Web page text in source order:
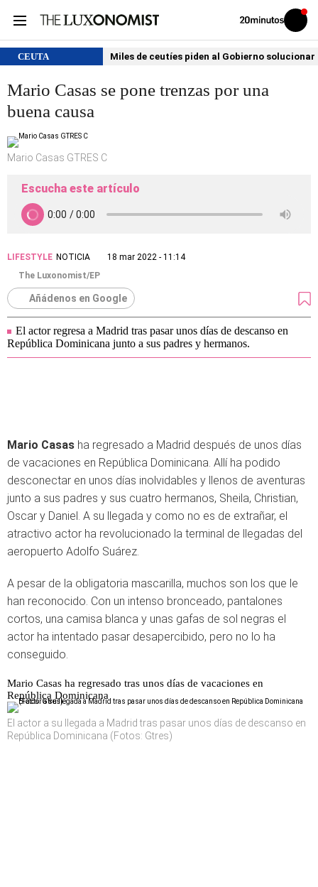
Volver
Iniciar
sesión
CEUTA Miles de ceutíes piden al Gobierno
Mario Casas se pone trenzas por una
buena causa
Mario Casas GTRES C
Escucha este artículo
LIFESTYLE NOTICIA
18 mar 2022 - 11:14
The Luxonomist/EP
Añádenos en Google
El actor regresa a Madrid tras pasar unos días de descanso en
República Dominicana junto a sus padres y hermanos.
Mario Casas ha regresado a Madrid después de unos días
de vacaciones en República Dominicana. Allí ha podido
desconectar en unos días inolvidables y llenos de aventuras
junto a sus padres y sus cuatro hermanos, Sheila, Christian,
Oscar y Daniel. A su llegada y como no es de extrañar, el
atractivo actor ha revolucionado la terminal de llegadas del
aeropuerto Adolfo Suárez.
A pesar de la obligatoria mascarilla, muchos son los que le
han reconocido. Con un intenso bronceado, pantalones
cortos, una camisa blanca y unas gafas de sol negras el
actor ha intentado pasar desapercibido, pero no lo ha
conseguido.
Mario Casas ha regresado tras unos días de vacaciones en
República Dominicana
El actor a su llegada a Madrid tras pasar unos días de descanso en
República Dominicana (Fotos: Gtres)